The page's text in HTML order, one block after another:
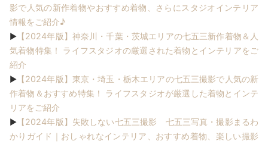
影で人気の新作着物やおすすめ着物、さらにスタジオインテリア
情報をご紹介♪
▶ 【2024年版】神奈川・千葉・茨城エリアの七五三新作着物＆人
気着物特集！ ライフスタジオの厳選された着物とインテリアをご
紹介
▶ 【2024年版】東京・埼玉・栃木エリアの七五三撮影で人気の新
作着物＆おすすめ特集！ ライフスタジオが厳選した着物とインテ
リアをご紹介
▶ 【2024年版】失敗しない七五三撮影 七五三写真・撮影まるわ
かりガイド｜おしゃれなインテリア、おすすめ着物、楽しい撮影